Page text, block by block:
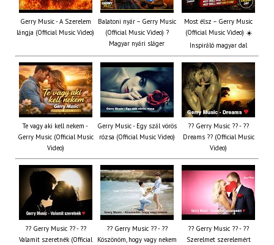
Gerry Music - A Szerelem
lángja (Official Music Video)
Balatoni nyár – Gerry Music
(Official Music Video) ?
Magyar nyári sláger
Most élsz – Gerry Music
(Official Music Video) ☀️
Inspiráló magyar dal
Te vagy aki kell nekem -
Gerry Music (Official Music
Video)
Gerry Music - Egy szál vörös
rózsa (Official Music Video)
?? Gerry Music ?? - ??
Dreams ?? (Official Music
Video)
?? Gerry Music ?? - ??
Valamit szeretnék (Official
?? Gerry Music ?? - ??
Köszönöm, hogy vagy nekem
?? Gerry Music ?? - ??
Szerelmet szerelemért